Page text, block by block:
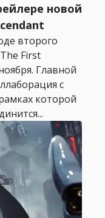
новой
второго
First
Главной
с
которой